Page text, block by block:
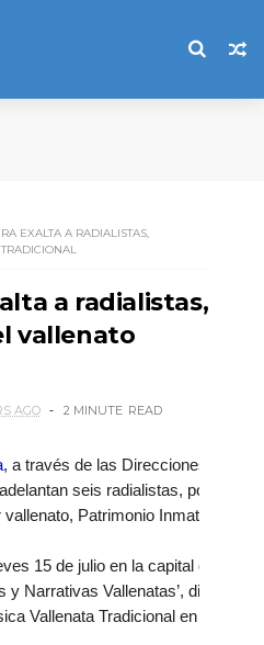
EXALTA A RADIALISTAS,
a radialistas,
vallenato
AGO 2 MINUTE READ
, a través de las Direcciones de
seis radialistas, por sus
Patrimonio Inmaterial de
15 de julio en la capital del
y Narrativas Vallenatas’, dirigido a
Vallenata Tradicional en Sintonía.